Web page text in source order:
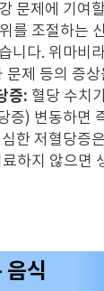
문제에 기여
를 조절하는
니다. 위마비
문제 등의 증
증: 혈당 수치
증) 변동하면
한 저혈당증
하지 않으면
음식